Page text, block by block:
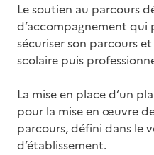
Le soutien au parcours
d’accompagnement qui
sécuriser son parcours
scolaire puis
La mise en place d’un
pour la mise en œuvre
parcours, défini dans le
d’établissement.